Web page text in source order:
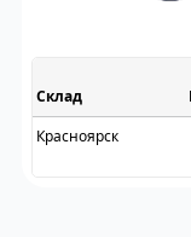
Склад
Красноярск